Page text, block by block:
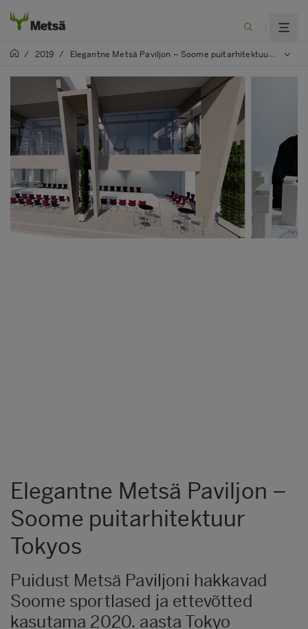
/ 2019 / Elegantne Metsä Paviljon – Soome puitarhitektuur Tokyos
Elegantne Metsä Paviljon –
Soome puitarhitektuur
Tokyos
Puidust Metsä Paviljoni hakkavad
Soome sportlased ja ettevõtted
kasutama 2020. aasta Tokyo